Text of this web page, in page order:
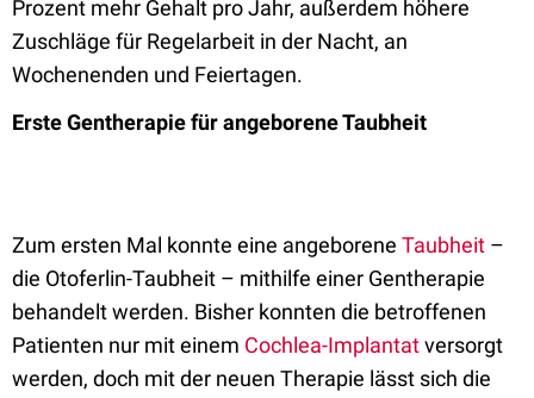
Prozent mehr Gehalt pro Jahr, außerdem höhere
Zuschläge für Regelarbeit in der Nacht, an
Wochenenden und Feiertagen.
Erste Gentherapie für angeborene Taubheit
Zum ersten Mal konnte eine angeborene Taubheit –
die Otoferlin-Taubheit – mithilfe einer Gentherapie
behandelt werden. Bisher konnten die betroffenen
Patienten nur mit einem Cochlea-Implantatversorgt
werden, doch mit der neuen Therapie lässt sich die